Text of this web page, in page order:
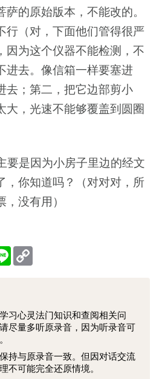
的原始版本，不能改的。
行（对，下面他们管得很严
因为这个仪器不能检测，不
进去。像信箱一样要塞进
去；第二，把它边部剪小
大，光速不能够覆盖到圆圈
要是因为小房子里边的经文
，你知道吗？（对对对，所
没有用）
L
i
n
n
k
习心灵法门知识和查阅相关问
尽量多听原录音，因为听录音可
持与原录音一致。但因对话交流
不可能完全还原情境。